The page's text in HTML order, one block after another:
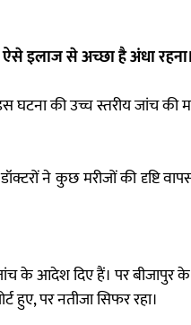
इलाज से अच्छा है अंधा
घटना की उच्च स्तरीय जांच की
डॉक्टरों ने कुछ मरीजों की
के आदेश दिए हैं। पर
हुए, पर नतीजा सिफर रहा।